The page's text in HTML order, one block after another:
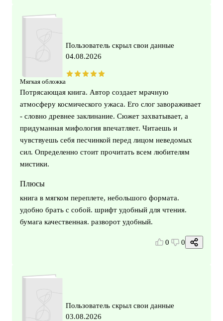
Мягкая обложка
Пользователь скрыл свои данные
04.08.2026
Потрясающая книга. Автор создает мрачную
атмосферу космического ужаса. Его слог завораживает
- словно древнее заклинание. Сюжет захватывает, а
придуманная мифология впечатляет. Читаешь и
чувствуешь себя песчинкой перед лицом неведомых
сил. Определенно стоит прочитать всем любителям
мистики.
Плюсы
книга в мягком переплете, небольшого формата.
удобно брать с собой. шрифт удобный для чтения.
бумага качественная. разворот удобный.
0 0
Пользователь скрыл свои данные
03.08.2026